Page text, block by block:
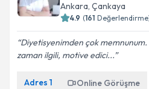
Ankara, Çankaya
4.9 (161
Diyetisyenimden çok
zaman ilgili, motive edici...
Adres 1 Online Görüşme